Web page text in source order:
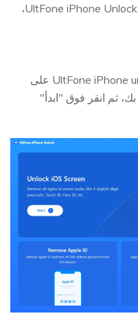
لتجاوز شاشة قفل الايفون باستخدام UltFone iPhone Unlock،
قم بتنزيل وتثبيت UltFone iPhone unlock على
ثم انقر فوق "ابدأ"